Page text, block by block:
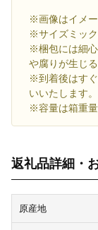
※画像はイメー
※サイズミック
※梱包には細
や腐りが生じ
※到着後はす
いいたします。
※容量は箱重量
返礼品詳細・
原産地